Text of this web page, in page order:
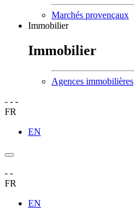
Marchés provençaux
Immobilier
Immobilier
Agences immobilières
- - -
FR
EN
- -
FR
EN